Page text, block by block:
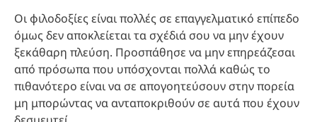
Οι φιλοδοξίες είναι πολλές σε επαγγελματικό επίπεδο
όμως δεν αποκλείεται τα σχέδιά σου να μην έχουν
ξεκάθαρη πλεύση. Προσπάθησε να μην επηρεάζεσαι
από πρόσωπα που υπόσχονται πολλά καθώς το
πιθανότερο είναι να σε απογοητεύσουν στην πορεία
μη μπορώντας να ανταποκριθούν σε αυτά που έχουν